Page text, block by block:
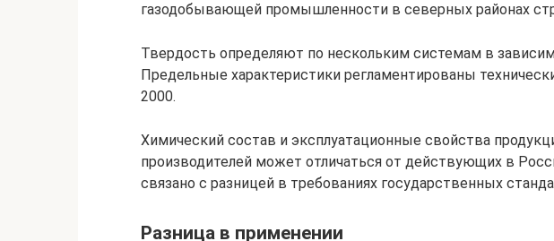
газодобывающей промышленности в северных районах
Твердость определяют по нескольким системам в
Предельные характеристики регламентированы
2000.
Химический состав и эксплуатационные свойства
производителей может отличаться от действующих в
связано с разницей в требованиях государственных
Разница в применении